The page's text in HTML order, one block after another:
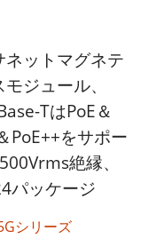
ネットマグネテ
ジュール、
TはPoE＆
PoE++をサポー
絶縁、
パッケージ
シリーズ